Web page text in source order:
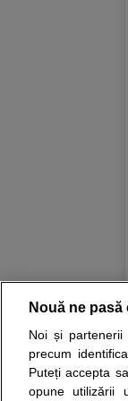
Nouă ne
Noi și partenerii
precum
Puteți accepta
opune utilizării